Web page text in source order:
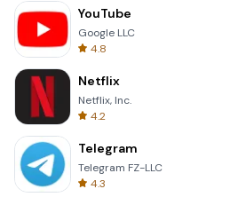
YouTube
Google LLC
4.8
Netflix
Netflix, Inc.
4.2
Telegram
Telegram FZ-LLC
4.3